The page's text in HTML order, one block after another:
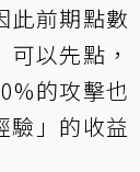
此前期點數
以先點，
的攻擊也
驗」的收益